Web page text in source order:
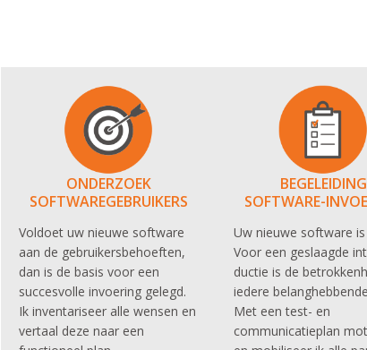
ONDERZOEK
SOFTWAREGEBRUIKERS
Voldoet uw nieuwe software
aan de gebruikersbehoeften,
dan is de basis voor een
succesvolle invoering gelegd.
Ik inventariseer alle wensen en
vertaal deze naar een
BEGELEIDING
SOFTWARE-
Uw nieuwe software is
Voor een geslaagde
ductie is de
iedere
Met een test- en
communicatieplan